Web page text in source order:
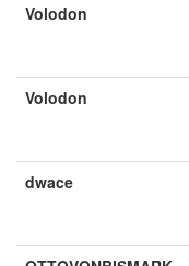
Volodon
Volodon
dwace